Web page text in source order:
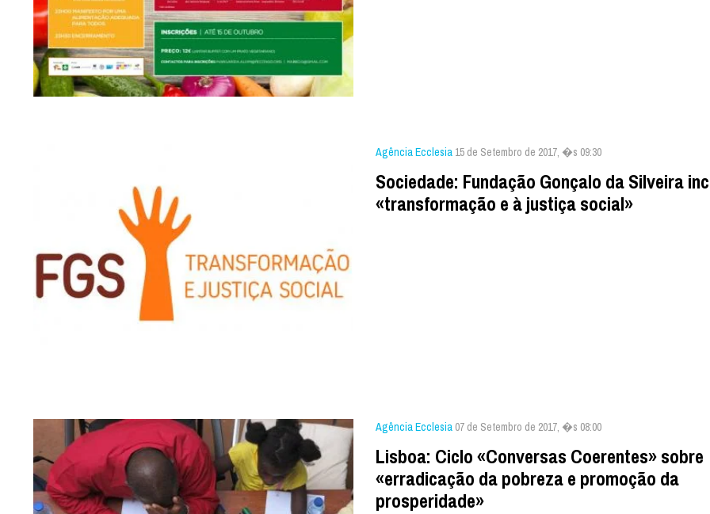
Agência Ecclesia 15 de Setembro de 2017, �s 09:30
Sociedade: Fundação Gonçalo da Silveira
«transformação e à justiça social»
Agência Ecclesia 07 de Setembro de 2017, �s 08:00
Lisboa: Ciclo «Conversas Coerentes» sobre
«erradicação da pobreza e promoção da
prosperidade»